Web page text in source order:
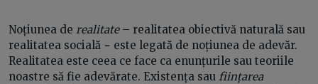
Noțiunea de realitate– realitatea obiectivă naturală sau
realitatea socială − este legată de noțiunea de adevăr.
Realitatea este ceea ce face ca enunțurile sau teoriile
noastre să fie adevărate. Existența sau ființarea